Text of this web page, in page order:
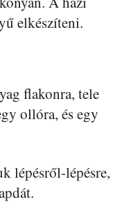
elkészíteni.
flakonra, tele
ollóra, és egy
lépésről-lépésre,